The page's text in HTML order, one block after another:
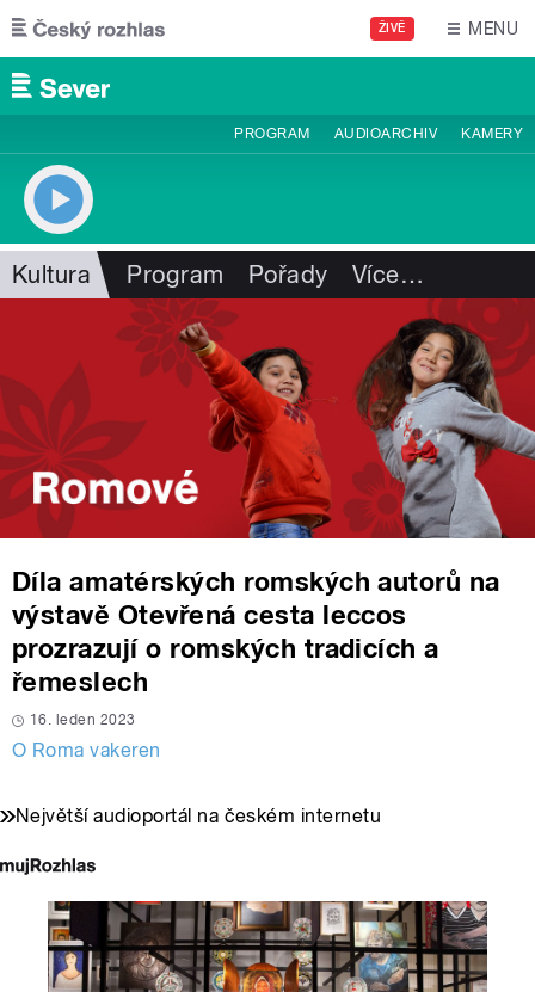
Přejít k hlavnímu obsahu
ŽIVĚ MENU
PROGRAM AUDIOARCHIV KAMERY
Kultura Program Pořady Více…
Díla amatérských romských autorů na
výstavě Otevřená cesta leccos
prozrazují o romských tradicích a
řemeslech
16. leden 2023
O Roma vakeren
Největší audioportál na českém internetu